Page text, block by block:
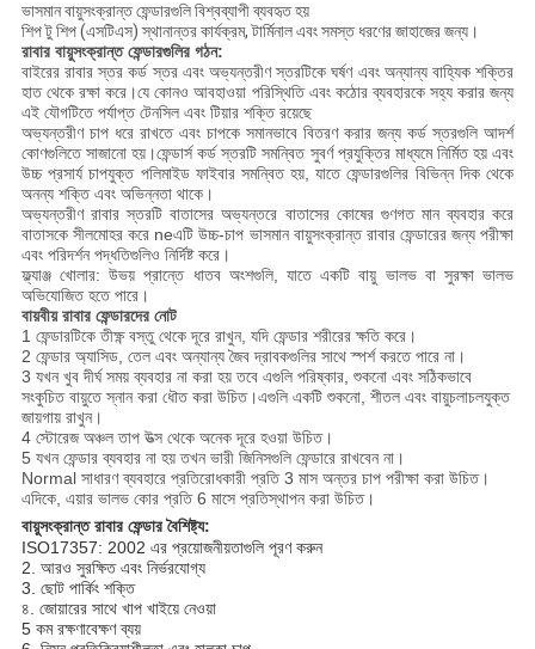
ভাসমান বায়ুসংক্রান্ত ফেন্ডারগুলি বিশ্বব্যাপী ব্যবহৃত হয়
শিপ টু শিপ (এসটিএস) স্থানান্তর কার্যক্রম, টার্মিনাল এবং সমস্ত ধরণের জাহাজের জন্য।
রাবার বায়ুসংক্রান্ত ফেন্ডারগুলির গঠন:
বাইরের রাবার স্তর কর্ড স্তর এবং অভ্যন্তরীণ স্তরটিকে ঘর্ষণ এবং অন্যান্য বাহ্যিক শক্তির
হাত থেকে রক্ষা করে।যে কোনও আবহাওয়া পরিস্থিতি এবং কঠোর ব্যবহারকে সহ্য করার জন্য
এই যৌগটিতে পর্যাপ্ত টেনসিল এবং টিয়ার শক্তি রয়েছে
অভ্যন্তরীণ চাপ ধরে রাখতে এবং চাপকে সমানভাবে বিতরণ করার জন্য কর্ড স্তরগুলি আদর্শ
কোণগুলিতে সাজানো হয়।ফেন্ডার্স কর্ড স্তরটি সমন্বিত সুবর্ণ প্রযুক্তির মাধ্যমে নির্মিত হয় এবং
উচ্চ প্রসার্য চাপযুক্ত পলিমাইড ফাইবার সমন্বিত হয়, যাতে ফেন্ডারগুলির বিভিন্ন দিক থেকে
অনন্য শক্তি এবং অভিন্নতা থাকে।
অভ্যন্তরীণ রাবার স্তরটি বাতাসের অভ্যন্তরে বাতাসের কোষের গুণগত মান ব্যবহার করে
বাতাসকে সীলমোহর করে neএটি উচ্চ-চাপ ভাসমান বায়ুসংক্রান্ত রাবার ফেন্ডারের জন্য পরীক্ষা
এবং পরিদর্শন পদ্ধতিগুলিও নির্দিষ্ট করে।
ফ্ল্যাঞ্জ খোলার: উভয় প্রান্তে ধাতব অংশগুলি, যাতে একটি বায়ু ভালভ বা সুরক্ষা ভালভ
অভিযোজিত হতে পারে।
বায়বীয় রাবার ফেন্ডারদের নোট
1 ফেন্ডারটিকে তীক্ষ্ণ বস্তু থেকে দূরে রাখুন, যদি ফেন্ডার শরীরের ক্ষতি করে।
2 ফেন্ডার অ্যাসিড, তেল এবং অন্যান্য জৈব দ্রাবকগুলির সাথে স্পর্শ করতে পারে না।
3 যখন খুব দীর্ঘ সময় ব্যবহার না করা হয় তবে এগুলি পরিষ্কার, শুকনো এবং সঠিকভাবে
সংকুচিত বায়ুতে স্নান করা ধৌত করা উচিত।এগুলি একটি শুকনো, শীতল এবং বায়ুচলাচলযুক্ত
জায়গায় রাখুন।
4 স্টোরেজ অঞ্চল তাপ উত্স থেকে অনেক দূরে হওয়া উচিত।
5 যখন ফেন্ডার ব্যবহার না হয় তখন ভারী জিনিসগুলি ফেন্ডারে রাখবেন না।
Normal সাধারণ ব্যবহারে প্রতিরোধকারী প্রতি 3 মাস অন্তর চাপ পরীক্ষা করা উচিত।
এদিকে, এয়ার ভালভ কোর প্রতি 6 মাসে প্রতিস্থাপন করা উচিত।
বায়ুসংক্রান্ত রাবার ফেন্ডার বৈশিষ্ট্য:
ISO17357: 2002 এর প্রয়োজনীয়তাগুলি পূরণ করুন
2. আরও সুরক্ষিত এবং নির্ভরযোগ্য
3. ছোট পার্কিং শক্তি
৪. জোয়ারের সাথে খাপ খাইয়ে নেওয়া
5 কম রক্ষণাবেক্ষণ ব্যয়